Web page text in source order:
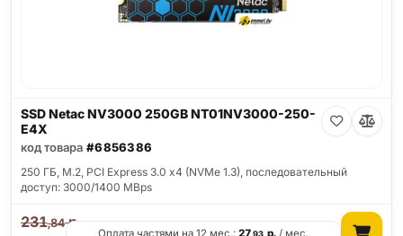
SSD Netac NV3000 250GB NT01NV3000-250-
E4X
код товара #6856386
250 ГБ, M.2, PCI Express 3.0 x4 (NVMe 1.3), последовательный
доступ: 3000/1400 MBps
231,84р.